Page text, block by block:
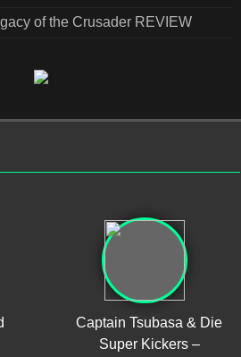
of the Crusader REVIEW
Captain Tsubasa & Die
Super Kickers –